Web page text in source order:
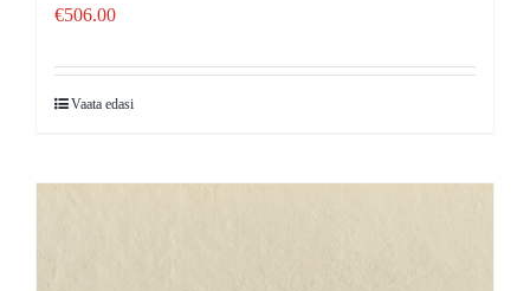
€506.00
Vaata edasi